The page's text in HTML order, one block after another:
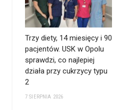
Trzy diety, 14 miesięcy i 90
pacjentów. USK w Opolu
sprawdzi, co najlepiej
działa przy cukrzycy typu
2
7 SIERPNIA 2026